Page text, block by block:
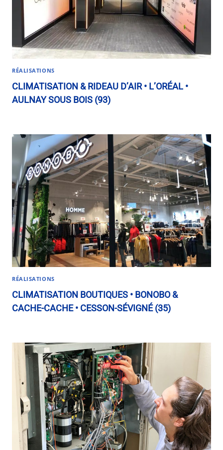
RÉALISATIONS
CLIMATISATION & RIDEAU D’AIR • L’ORÉAL •
AULNAY SOUS BOIS (93)
RÉALISATIONS
CLIMATISATION BOUTIQUES • BONOBO &
CACHE-CACHE • CESSON-SÉVIGNÉ (35)